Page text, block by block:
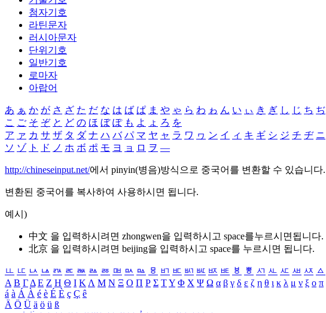
첨자기호
라틴문자
러시아문자
단위기호
일반기호
로마자
아랍어
あ ぁ か が さ ざ た だ な は ば ぱ ま や ゃ ら わ ゎ ん い ぃ き ぎ し じ ち ぢ
こ ご そ ぞ と ど の ほ ぼ ぽ も よ ょ ろ を
ア ァ カ サ ザ タ ダ ナ ハ バ パ マ ヤ ャ ラ ワ ヮ ン イ ィ キ ギ シ ジ チ ヂ ニ
ソ ゾ ト ド ノ ホ ボ ポ モ ヨ ョ ロ ヲ ―
http://chineseinput.net/에서 pinyin(병음)방식으로 중국어를 변환할 수 있습니다.
변환된 중국어를 복사하여 사용하시면 됩니다.
예시)
中文 을 입력하시려면 zhongwen을 입력하시고 space를누르시면됩니다.
北京 을 입력하시려면 beijing을 입력하시고 space를 누르시면 됩니다.
ㅥ ㅦ ㅧ ㅨ ㅩ ㅪ ㅫ ㅬ ㅭ ㅮ ㅯ ㅰ ㅱ ㅲ ㅳ ㅴ ㅵ ㅶ ㅷ ㅸ ㅹ ㅺ ㅻ ㅼ ㅽ ㅾ ㅿ
Α Β ΓΔ Ε Ζ Η Θ Ι ΚΛ Μ Ν Ξ Ο Π Ρ Σ ΤΥ Φ Χ Ψ Ω α β γ δ ε ζ η θ ι κ λ μ ν ξ ο π
á à Á À é è É È ç Ç ê
Ä Ö Ü ä ö ü ß